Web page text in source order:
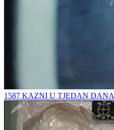
1587 KAZNI U TJEDAN DANA